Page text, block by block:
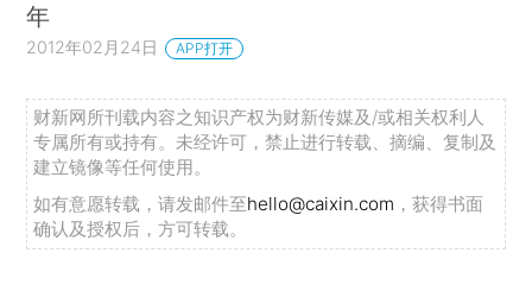
年
2012年02月24日 APP打开
财新网所刊载内容之知识产权为财新传媒及/或相关权利人
专属所有或持有。未经许可，禁止进行转载、摘编、复制及
建立镜像等任何使用。
如有意愿转载，请发邮件至hello@caixin.com ，获得书面
确认及授权后，方可转载。